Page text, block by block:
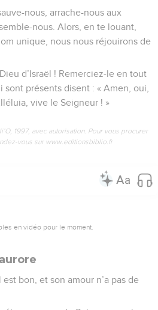
nous, arrache-nous aux
nous. Alors, en te louant,
unique, nous nous réjouirons de
d’Israël ! Remerciez-le en tout
présents disent : « Amen, oui,
vive le Seigneur ! »
1997, avec autorisation. Pour vous procurer
vous sur www.editionsbiblio.fr
en vidéo pour le moment.
bon, et son amour n’a pas de